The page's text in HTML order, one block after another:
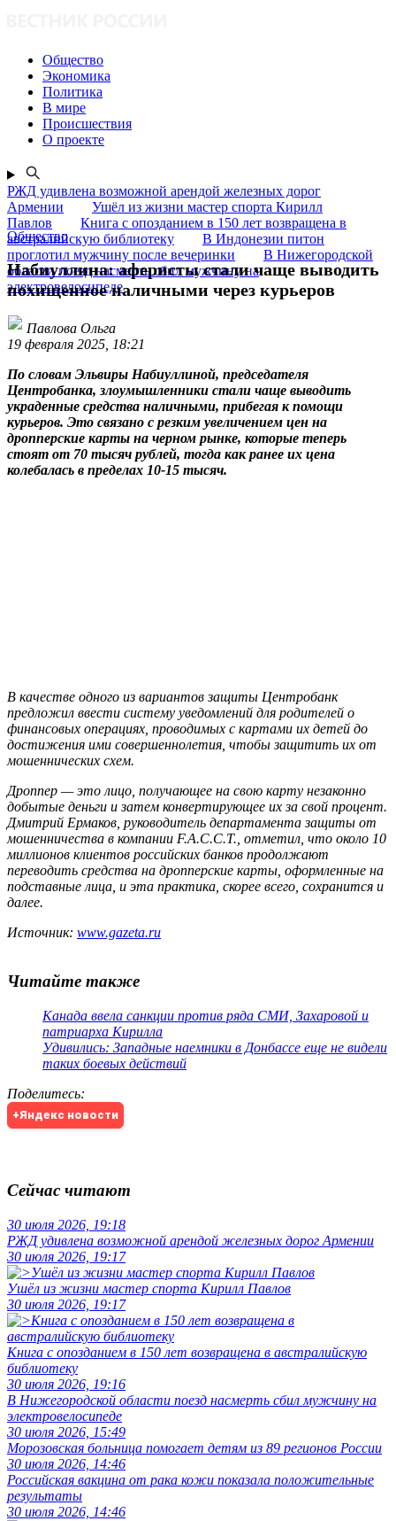
Общество
Экономика
Политика
В мире
Происшествия
О проекте
РЖД удивлена возможной арендой железных дорог
Армении
Ушёл из жизни мастер спорта Кирилл
Павлов
Книга с опозданием в 150 лет возвращена в
австралийскую библиотеку
В Индонезии питон
проглотил мужчину после вечеринки
В Нижегородской
области поезд насмерть сбил мужчину на
электровелосипеде
Общество
Набиуллина: аферисты стали чаще выводить
похищенное наличными через курьеров
Павлова Ольга
19 февраля 2025, 18:21
По словам Эльвиры Набиуллиной, председателя
Центробанка, злоумышленники стали чаще выводить
украденные средства наличными, прибегая к помощи
курьеров. Это связано с резким увеличением цен на
дропперские карты на черном рынке, которые теперь
стоят от 70 тысяч рублей, тогда как ранее их цена
колебалась в пределах 10-15 тысяч.
В качестве одного из вариантов защиты Центробанк
предложил ввести систему уведомлений для родителей о
финансовых операциях, проводимых с картами их детей до
достижения ими совершеннолетия, чтобы защитить их от
мошеннических схем.
Дроппер — это лицо, получающее на свою карту незаконно
добытые деньги и затем конвертирующее их за свой процент.
Дмитрий Ермаков, руководитель департамента защиты от
мошенничества в компании F.A.C.C.T., отметил, что около 10
миллионов клиентов российских банков продолжают
переводить средства на дропперские карты, оформленные на
подставные лица, и эта практика, скорее всего, сохранится и
далее.
Источник: www.gazeta.ru
Читайте также
Канада ввела санкции против ряда СМИ, Захаровой и
патриарха Кирилла
Удивились: Западные наемники в Донбассе еще не видели
таких боевых действий
Поделитесь:
+Яндекс новости
Сейчас читают
30 июля 2026, 19:18
РЖД удивлена возможной арендой железных дорог Армении
30 июля 2026, 19:17
Ушёл из жизни мастер спорта Кирилл Павлов
30 июля 2026, 19:17
Книга с опозданием в 150 лет возвращена в австралийскую
библиотеку
30 июля 2026, 19:16
В Нижегородской области поезд насмерть сбил мужчину на
электровелосипеде
30 июля 2026, 15:49
Морозовская больница помогает детям из 89 регионов России
30 июля 2026, 14:46
Российская вакцина от рака кожи показала положительные
результаты
30 июля 2026, 14:46